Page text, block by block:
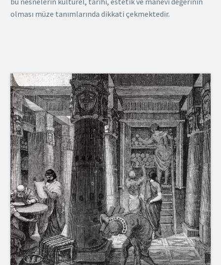
olması müze tanımlarında dikkati çekmektedir.